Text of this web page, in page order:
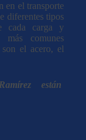
en el transporte
diferentes tipos
cada carga y
más comunes
el acero, el
están